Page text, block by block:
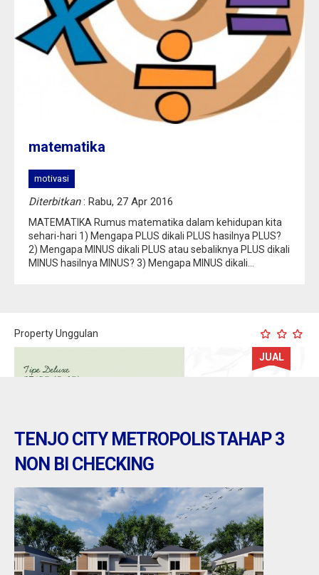
matematika
motivasi
Diterbitkan: Rabu, 27 Apr 2016
MATEMATIKA Rumus matematika dalam kehidupan kita
sehari-hari 1) Mengapa PLUS dikali PLUS hasilnya PLUS?
2) Mengapa MINUS dikali PLUS atau sebaliknya PLUS dikali
MINUS hasilnya MINUS? 3) Mengapa MINUS dikali...
Property Unggulan
JUAL
TENJO CITY METROPOLIS TAHAP 3
NON BI CHECKING